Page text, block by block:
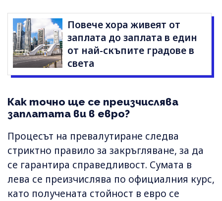
Повече хора живеят от
заплата до заплата в един
от най-скъпите градове в
света
Как точно ще се преизчислява
заплатата ви в евро?
Процесът на превалутиране следва
стриктно правило за закръгляване, за да
се гарантира справедливост. Сумата в
лева се преизчислява по официалния курс,
като получената стойност в евро се